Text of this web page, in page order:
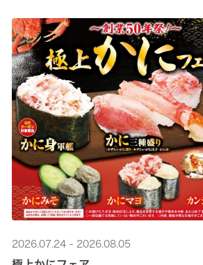
2026.07.24 - 2026.08.05